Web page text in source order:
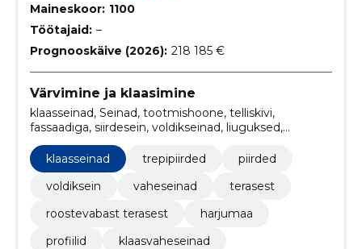
Maineskoor: 1100
Töötajaid: –
Prognooskäive (2026): 218 185 €
Värvimine ja klaasimine
klaasseinad, Seinad, tootmishoone, telliskivi,
fassaadiga, siirdesein, voldikseinad, liuguksed,
täisklaasseinad, sauna klaasseinad
klaasseinad
trepipiirded
piirded
voldiksein
vaheseinad
terasest
roostevabast terasest
harjumaa
profiilid
klaasvaheseinad